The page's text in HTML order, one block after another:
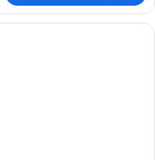
Vista costera con un camino,